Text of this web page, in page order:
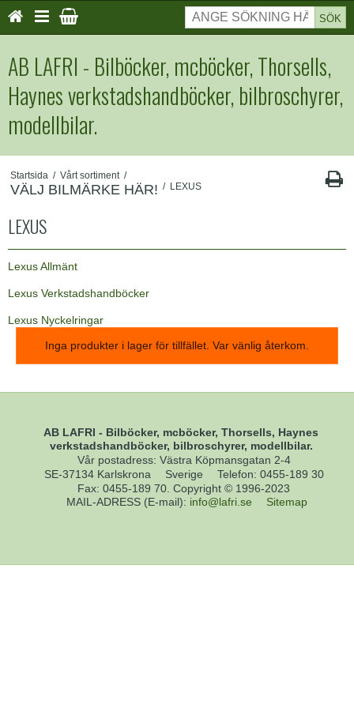
SÖK
AB LAFRI - Bilböcker, mcböcker, Thorsells,
Haynes verkstadshandböcker, bilbroschyrer,
modellbilar.
Startsida / Vårt sortiment /
VÄLJ BILMÄRKE HÄR! / LEXUS
LEXUS
Lexus Allmänt
Lexus Verkstadshandböcker
Lexus Nyckelringar
Inga produkter i lager för tillfället. Var vänlig återkom.
AB LAFRI - Bilböcker, mcböcker, Thorsells, Haynes
verkstadshandböcker, bilbroschyrer, modellbilar.
Vår postadress: Västra Köpmansgatan 2-4
SE-37134 Karlskrona
Sverige Telefon: 0455-189 30
Fax: 0455-189 70. Copyright © 1996-2023
MAIL-ADRESS (E-mail): info@lafri.se Sitemap